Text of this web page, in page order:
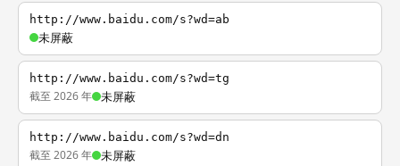
http://www.baidu.com/s?wd=ab
未屏蔽
http://www.baidu.com/s?wd=tg
截至 2026 年 未屏蔽
http://www.baidu.com/s?wd=dn
截至 2026 年 未屏蔽